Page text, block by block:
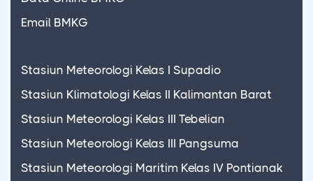
Email BMKG
Stasiun Meteorologi Kelas I Supadio
Stasiun Klimatologi Kelas II Kalimantan Barat
Stasiun Meteorologi Kelas III Tebelian
Stasiun Meteorologi Kelas III Pangsuma
Stasiun Meteorologi Maritim Kelas IV Pontianak